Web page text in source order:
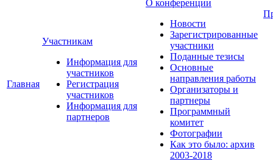
Главная
Участникам
Информация для
участников
Регистрация
участников
Информация для
партнеров
О конференции
Новости
Зарегистрированные
участники
Поданные тезисы
Основные
направления работы
Организаторы и
партнеры
Программный
комитет
Фотографии
Как это было: архив
2003-2018